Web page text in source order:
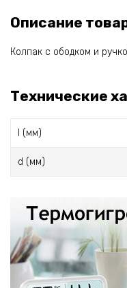
Описание
Колпак с ободком и
Технические
l (мм)
d (мм)